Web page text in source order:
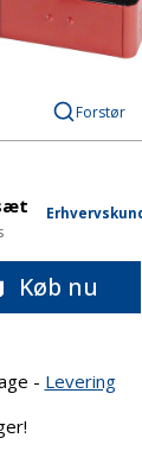
Forstør
Køb nu
- Levering